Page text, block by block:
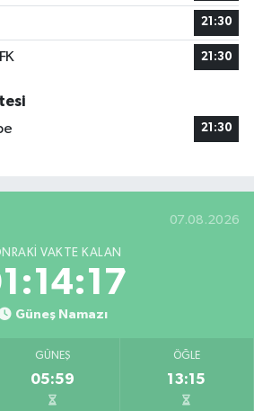
21:30
21:30
21:30
07.08.2026
VAKTE KALAN
Güneş Namazı
GÜNEŞ
05:59
ÖĞLE
13:15